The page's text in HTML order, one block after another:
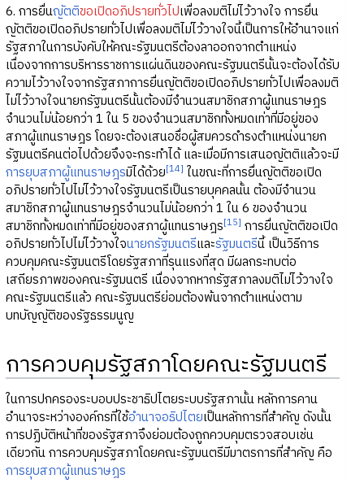
6. การยื่นญัตติขอเปิดอภิปรายทั่วไปเพื่อลงมติไม่ไว้วางใจ การยื่น
ญัตติขอเปิดอภิปรายทั่วไปเพื่อลงมติไม่ไว้วางใจนี้เป็นการให้อำนาจแก่
รัฐสภาในการบังคับให้คณะรัฐมนตรีต้องลาออกจากตำแหน่ง
เนื่องจากการบริหารราชการแผ่นดินของคณะรัฐมนตรีนั้นจะต้องได้รับ
ความไว้วางใจจากรัฐสภาการยื่นญัตติขอเปิดอภิปรายทั่วไปเพื่อลงมติ
ไม่ไว้วางใจนายกรัฐมนตรีนั้นต้องมีจำนวนสมาชิกสภาผู้แทนราษฎร
จำนวนไม่น้อยกว่า 1 ใน 5 ของจำนวนสมาชิกทั้งหมดเท่าที่มีอยู่ของ
สภาผู้แทนราษฎร โดยจะต้องเสนอชื่อผู้สมควรดำรงตำแหน่งนายก
รัฐมนตรีคนต่อไปด้วยจึงจะกระทำได้ และเมื่อมีการเสนอญัตติแล้วจะมี
การยุบสภาผู้แทนราษฎรมิได้ด้วย[14] ในขณะที่การยื่นญัตติขอเปิด
อภิปรายทั่วไปไม่ไว้วางใจรัฐมนตรีเป็นรายบุคคลนั้น ต้องมีจำนวน
สมาชิกสภาผู้แทนราษฎรจำนวนไม่น้อยกว่า 1 ใน 6 ของจำนวน
สมาชิกทั้งหมดเท่าที่มีอยู่ของสภาผู้แทนราษฎร[15] การยื่นญัตติขอเปิด
อภิปรายทั่วไปไม่ไว้วางใจนายกรัฐมนตรีและรัฐมนตรีนี้ เป็นวิธีการ
ควบคุมคณะรัฐมนตรีโดยรัฐสภาที่รุนแรงที่สุด มีผลกระทบต่อ
เสถียรภาพของคณะรัฐมนตรี เนื่องจากหากรัฐสภาลงมติไม่ไว้วางใจ
คณะรัฐมนตรีแล้ว คณะรัฐมนตรีย่อมต้องพ้นจากตำแหน่งตาม
บทบัญญัติของรัฐธรรมนูญ
การควบคุมรัฐสภาโดยคณะรัฐมนตรี
ในการปกครองระบอบประชาธิปไตยระบบรัฐสภานั้น หลักการคาน
อำนาจระหว่างองค์กรที่ใช้อำนาจอธิปไตยเป็นหลักการที่สำคัญ ดังนั้น
การปฏิบัติหน้าที่ของรัฐสภาจึงย่อมต้องถูกควบคุมตรวจสอบเช่น
เดียวกัน การควบคุมรัฐสภาโดยคณะรัฐมนตรีมีมาตรการที่สำคัญ คือ
การยุบสภาผู้แทนราษฎร